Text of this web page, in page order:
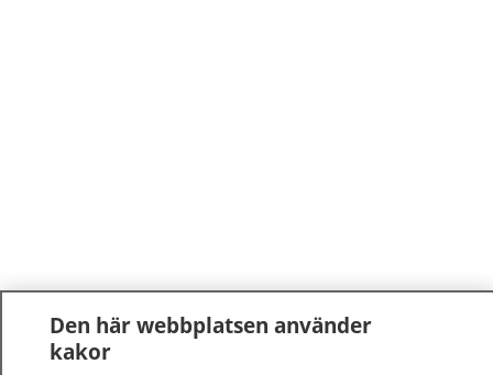
Den här webbplatsen använder
kakor